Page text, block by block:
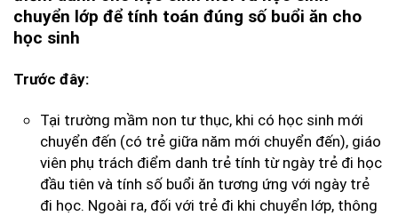
chuyển lớp để tính toán đúng số buổi ăn cho
học sinh
Trước đây:
Tại trường mầm non tư thục, khi có học sinh mới
chuyển đến (có trẻ giữa năm mới chuyển đến), giáo
viên phụ trách điểm danh trẻ tính từ ngày trẻ đi học
đầu tiên và tính số buổi ăn tương ứng với ngày trẻ
đi học. Ngoài ra, đối với trẻ đi khi chuyển lớp, thông